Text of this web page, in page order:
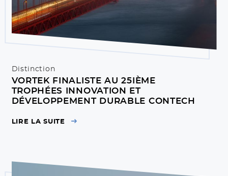
Distinction
VORTEK FINALISTE AU 25IÈME
TROPHÉES INNOVATION ET
DÉVELOPPEMENT DURABLE CONTECH
LIRE LA SUITE